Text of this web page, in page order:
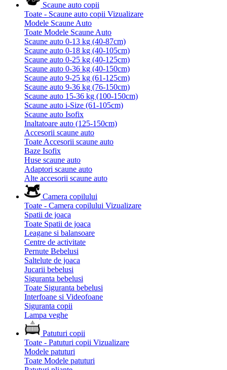
Scaune auto copii
Toate - Scaune auto copii Vizualizare
Modele Scaune Auto
Toate Modele Scaune Auto
Scaune auto 0-13 kg (40-87cm)
Scaune auto 0-18 kg (40-105cm)
Scaune auto 0-25 kg (40-125cm)
Scaune auto 0-36 kg (40-150cm)
Scaune auto 9-25 kg (61-125cm)
Scaune auto 9-36 kg (76-150cm)
Scaune auto 15-36 kg (100-150cm)
Scaune auto i-Size (61-105cm)
Scaune auto Isofix
Inaltatoare auto (125-150cm)
Accesorii scaune auto
Toate Accesorii scaune auto
Baze Isofix
Huse scaune auto
Adaptori scaune auto
Alte accesorii scaune auto
Camera copilului
Toate - Camera copilului Vizualizare
Spatii de joaca
Toate Spatii de joaca
Leagane si balansoare
Centre de activitate
Pernute Bebelusi
Saltelute de joaca
Jucarii bebelusi
Siguranta bebelusi
Toate Siguranta bebelusi
Interfoane si Videofoane
Siguranta copii
Lampa veghe
Patuturi copii
Toate - Patuturi copii Vizualizare
Modele patuturi
Toate Modele patuturi